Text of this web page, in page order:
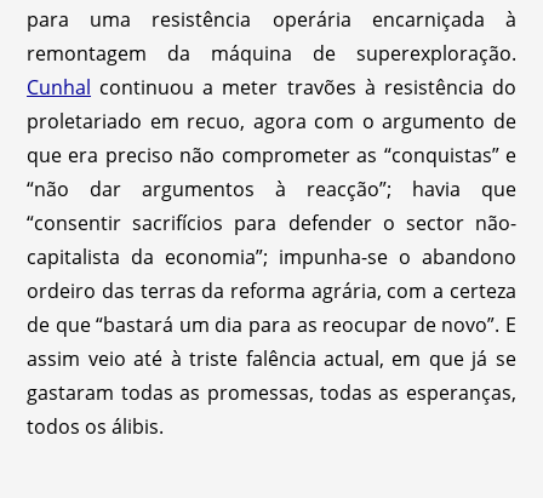
para uma resistência operária encarniçada à
remontagem da máquina de superexploração.
Cunhal continuou a meter travões à resistência do
proletariado em recuo, agora com o argumento de
que era preciso não comprometer as “conquistas” e
“não dar argumentos à reacção”; havia que
“consentir sacrifícios para defender o sector não-
capitalista da economia”; impunha-se o abandono
ordeiro das terras da reforma agrária, com a certeza
de que “bastará um dia para as reocupar de novo”. E
assim veio até à triste falência actual, em que já se
gastaram todas as promessas, todas as esperanças,
todos os álibis.